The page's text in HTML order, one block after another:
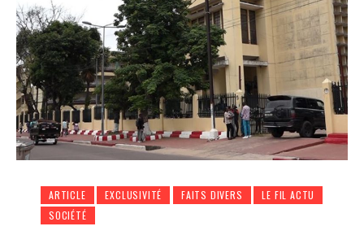
ARTICLE EXCLUSIVITÉ FAITS DIVERS
LE FIL ACTU
SOCIÉTÉ